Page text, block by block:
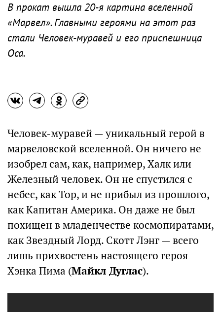
В прокат вышла 20-я картина вселенной
«Марвел». Главными героями на этот раз
стали Человек-муравей и его приспешница
Оса.
Человек-муравей — уникальный герой в
марвеловской вселенной. Он ничего не
изобрел сам, как, например, Халк или
Железный человек. Он не спустился с
небес, как Тор, и не прибыл из прошлого,
как Капитан Америка. Он даже не был
похищен в младенчестве космопиратами,
как Звездный Лорд. Скотт Лэнг — всего
лишь прихвостень настоящего героя
Хэнка Пима (Майкл Дуглас).